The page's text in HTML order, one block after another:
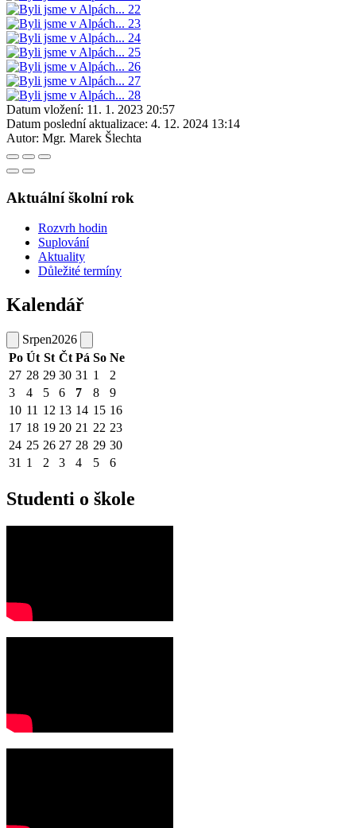
Datum vložení: 11. 1. 2023 20:57
Datum poslední aktualizace: 4. 12. 2024 13:14
Autor: Mgr. Marek Šlechta
Aktuální školní rok
Rozvrh hodin
Suplování
Aktuality
Důležité termíny
Kalendář
Srpen2026
Po Út St Čt Pá So Ne
27 28 29 30 31 1
2
3
4 5 6 7 8
9
10 11 12 13 14 15 16
17 18 19 20 21 22 23
24 25 26 27 28 29 30
31 1 2 3 4 5 6
Studenti o škole